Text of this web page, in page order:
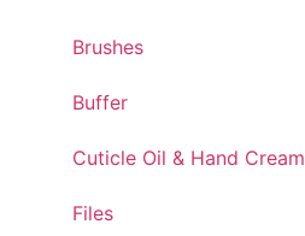
Brushes
Buffer
Cuticle Oil & Hand Cream
Files